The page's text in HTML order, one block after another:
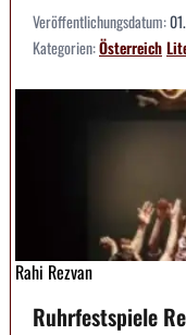
Veröffentlichungsdatum:
Kategorien:Österreich
Rahi Rezvan
Ruhrfestspiele